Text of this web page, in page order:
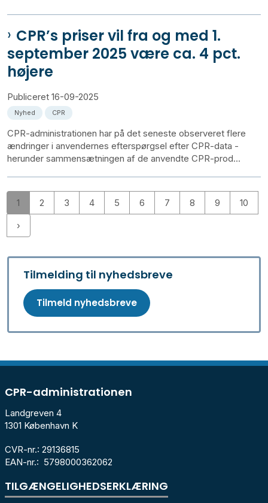
CPR’s priser vil fra og med 1.
september 2025 være ca. 4 pct.
højere
Publiceret 16-09-2025
Nyhed CPR
CPR-administrationen har på det seneste observeret flere
ændringer i anvendernes efterspørgsel efter CPR-data -
herunder sammensætningen af de anvendte CPR-prod...
1 2 3 4 5 6 7 8 9 10
Tilmelding til nyhedsbreve
Tilmeld nyhedsbreve
CPR-administrationen
Landgreven 4
1301 København K
CVR-nr.: 29136815
EAN-nr.: 5798000362062
TILGÆNGELIGHEDSERKLÆRING